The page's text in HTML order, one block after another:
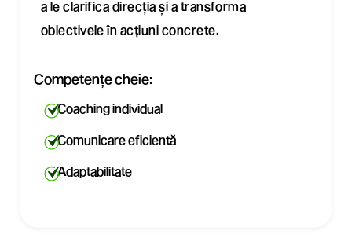
a le clarifica direcția și a transforma
obiectivele în acțiuni concrete.
Competențe cheie:
Coaching individual
Comunicare eficientă
Adaptabilitate